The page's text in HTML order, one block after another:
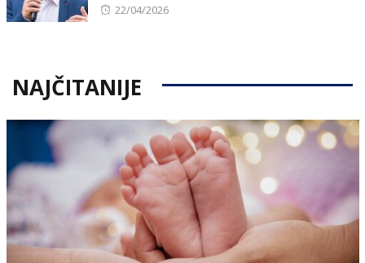
Posted
22/04/2026
NAJČITANIJE